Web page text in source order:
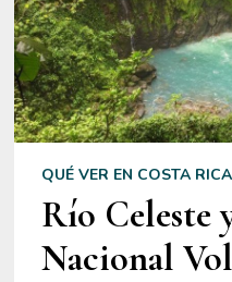
QUÉ VER EN COSTA RICA
Río Celeste
Nacional